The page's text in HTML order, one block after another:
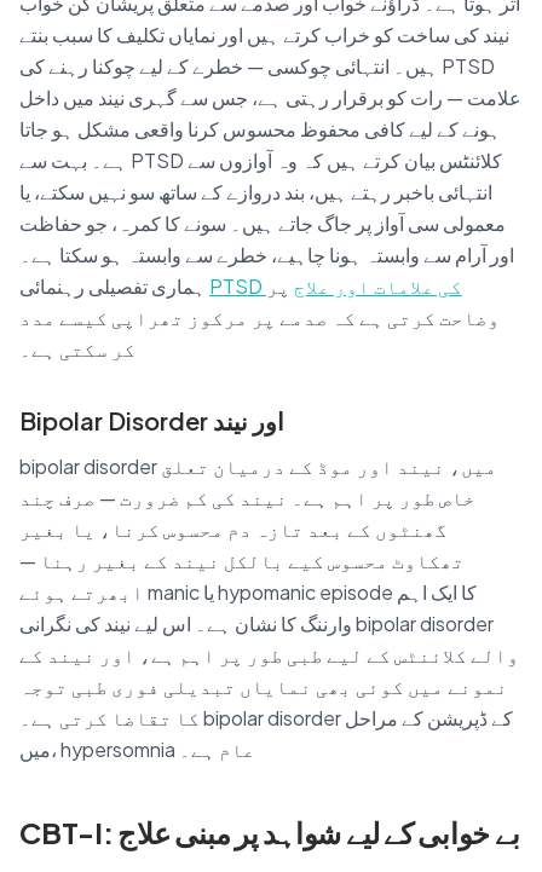
نیند کی ساخت کو خراب کرتے ہیں اور نمایاں تکلیف کا سبب بنتے
ہیں۔ انتہائی چوکسی — خطرے کے لیے چوکنا رہنے کی PTSD
علامت — رات کو برقرار رہتی ہے، جس سے گہری نیند میں داخل
ہونے کے لیے کافی محفوظ محسوس کرنا واقعی مشکل ہو جاتا
ہے۔ بہت سے PTSD کلائنٹس بیان کرتے ہیں کہ وہ آوازوں سے
انتہائی باخبر رہتے ہیں، بند دروازے کے ساتھ سو نہیں سکتے، یا
معمولی سی آواز پر جاگ جاتے ہیں۔ سونے کا کمرہ، جو حفاظت
اور آرام سے وابستہ ہونا چاہیے، خطرے سے وابستہ ہو سکتا ہے۔
PTSD کی علامات اور علاج پر
وضاحت کرتی ہے کہ صدمے پر مرکوز تھراپی کیسے مدد
کر سکتی ہے۔
Bipolar Disorder اور نیند
bipolar disorder میں، نیند اور موڈ کے درمیان تعلق
خاص طور پر اہم ہے۔ نیند کی کم ضرورت — صرف چند
گھنٹوں کے بعد تازہ دم محسوس کرنا، یا بغیر
تھکاوٹ محسوس کیے بالکل نیند کے بغیر رہنا —
ابھرتے ہوئے manic یا hypomanic episode کا ایک اہم
وارننگ کا نشان ہے۔ اس لیے نیند کی نگرانی bipolar disorder
والے کلائنٹس کے لیے طبی طور پر اہم ہے، اور نیند کے
نمونے میں کوئی بھی نمایاں تبدیلی فوری طبی توجہ
کا تقاضا کرتی ہے۔ bipolar disorder کے ڈپریشن کے مراحل
میں، hypersomnia عام ہے۔
CBT-I: بے خوابی کے لیے شواہد پر مبنی علاج